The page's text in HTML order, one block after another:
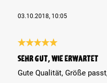
03.10.2018, 10:05
Sehr gut, wie erwartet
Gute Qualität, Größe